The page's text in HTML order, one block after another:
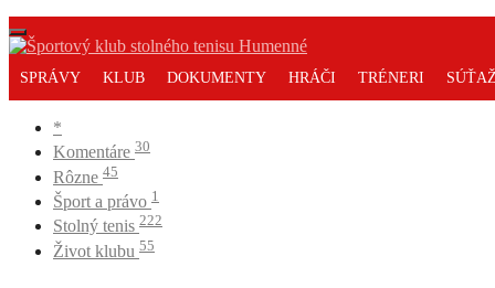
SPRÁVY KLUB DOKUMENTY HRÁČI TRÉNERI
*
Komentáre 30
Rôzne 45
Šport a právo 1
Stolný tenis 222
Život klubu 55